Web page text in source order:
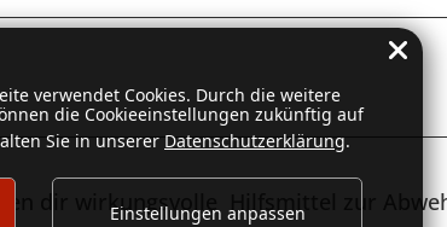
dir wirkungsvolle Hilfsmittel zur
verwendet Cookies. Durch die weitere
die Cookieeinstellungen zukünftig auf
Sie in unserer Datenschutzerklärung.
Einstellungen anpassen